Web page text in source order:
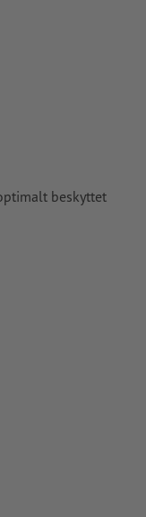
beskyttet
en negativ